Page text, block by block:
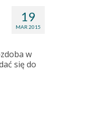
19
MAR 2015
w
się do